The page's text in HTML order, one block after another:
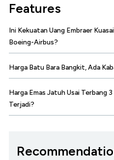
Features
Ini Kekuatan Uang Embraer
Boeing-Airbus?
Harga Batu Bara Bangkit, Ada
Harga Emas Jatuh Usai Terbang
Terjadi?